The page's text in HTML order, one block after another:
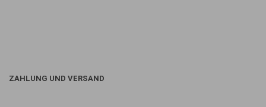
ZAHLUNG UND VERSAND